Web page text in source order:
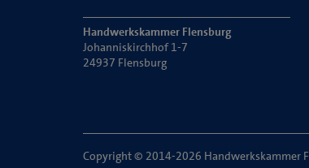
Handwerkskammer Flensburg
Johanniskirchhof 1-7
24937 Flensburg
Copyright © 2014-2026 Handwerkskammer